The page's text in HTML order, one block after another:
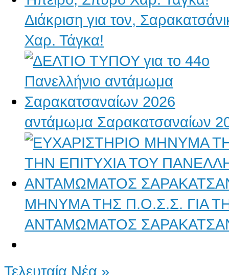
Διάκριση για τον,
Χαρ. Τάγκα!
αντάμωμα Σαρακατσαναίων
ΜΗΝΥΜΑ ΤΗΣ Π.Ο.Σ.Σ. ΓΙΑ
ΑΝΤΑΜΩΜΑΤΟΣ
Τελευταία Νέα »